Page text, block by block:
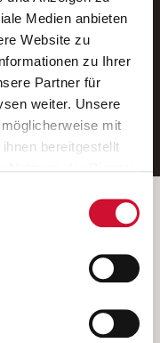
Medien anbieten
Website zu
zu Ihrer
Partner für
weiter. Unsere
mit
bereitgestellt
so stimmen
zu. Sie können
jederzeit widerrufen,
und diese
E-Mail.
von AWO
Unterfranken